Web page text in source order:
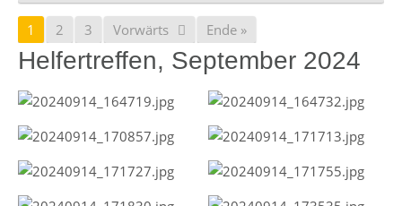
1 2 3 Vorwärts Ende »
Helfertreffen, September 2024